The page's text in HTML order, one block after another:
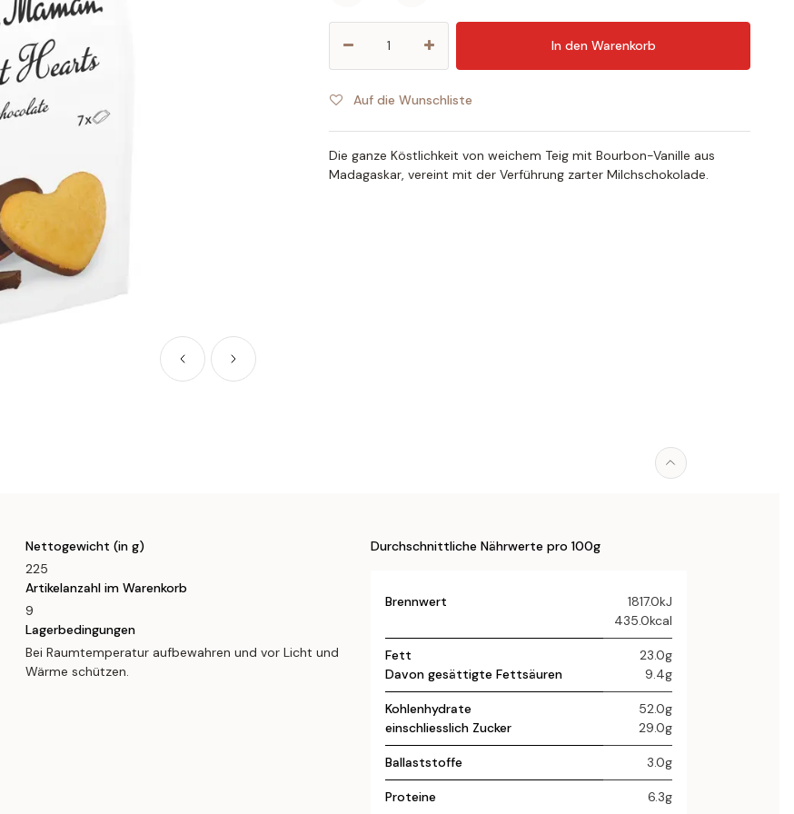
In den Warenkorb
Auf die Wunschliste
Die ganze Köstlichkeit von weichem Teig mit Bourbon-Vanille aus
Madagaskar, vereint mit der Verführung zarter Milchschokolade.
Nettogewicht (in g)
225
Artikelanzahl im Warenkorb
9
Lagerbedingungen
Bei Raumtemperatur aufbewahren und vor Licht und
Wärme schützen.
Durchschnittliche Nährwerte pro 100g
Brennwert
1817.0kJ
435.0kcal
Fett
23.0g
Davon gesättigte Fettsäuren
9.4g
Kohlenhydrate
52.0g
einschliesslich Zucker
29.0g
Ballaststoffe 3.0g
Proteine 6.3g